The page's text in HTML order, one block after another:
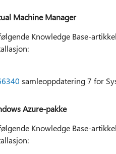
Machine Manager
Knowledge Base-
samleoppdatering 7 for
Azure-pakke
Knowledge Base-